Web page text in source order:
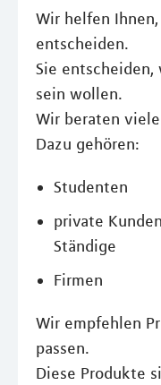
Wir helfen
entscheiden.
Sie
sein wollen.
Wir beraten
Dazu gehören:
Studenten
private
Ständige
Firmen
Wir empfehlen
passen.
Diese Produkte